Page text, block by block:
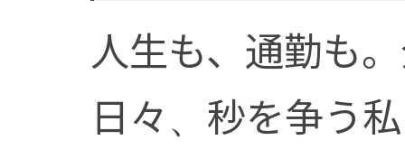
人生も、通勤も
日々、秒を争う